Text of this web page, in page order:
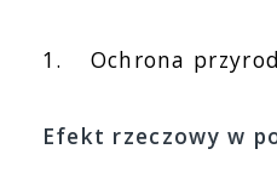
1. Ochrona
Efekt rzeczowy w